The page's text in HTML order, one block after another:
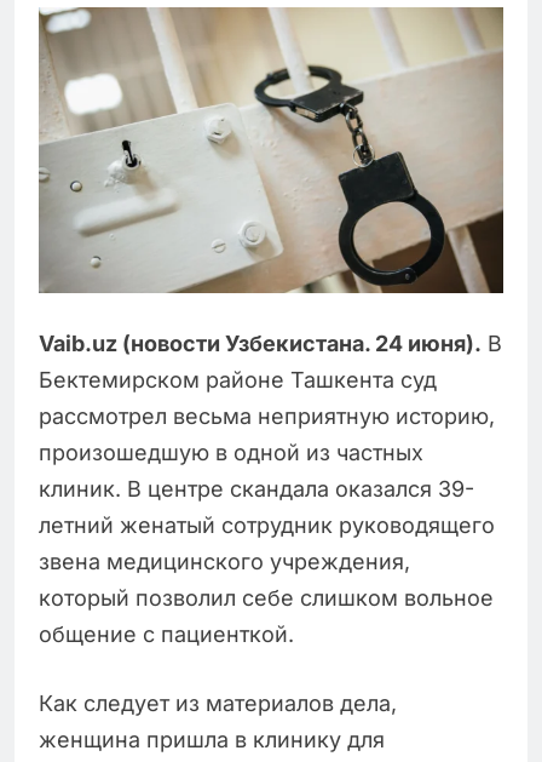
Vaib.uz (новости Узбекистана. 24 июня). В
Бектемирском районе Ташкента суд
рассмотрел весьма неприятную историю,
произошедшую в одной из частных
клиник. В центре скандала оказался 39-
летний женатый сотрудник руководящего
звена медицинского учреждения,
который позволил себе слишком вольное
общение с пациенткой.
Как следует из материалов дела,
женщина пришла в клинику для